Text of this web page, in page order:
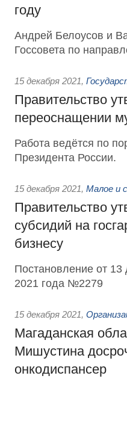
году
Андрей Белоусов и
Госсовета по
15 декабря 2021,
Правительство
переоснащении
Работа ведётся по
Президента России.
15 декабря 2021, Малое и
Правительство
субсидий на
бизнесу
Постановление от 13
2021 года №2279
15 декабря 2021,
Магаданская
Мишустина
онкодиспансер